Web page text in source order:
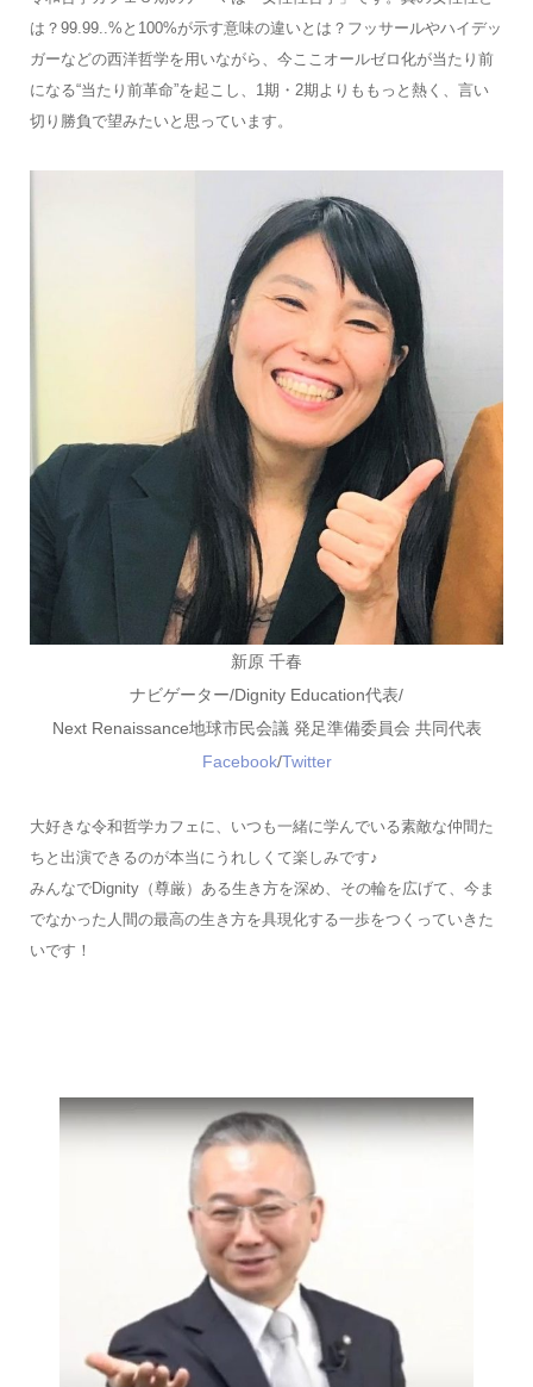
は？99.99..%と100%が示す意味の違いとは？フッサールやハイデッ
ガーなどの西洋哲学を用いながら、今ここオールゼロ化が当たり前
になる“当たり前革命”を起こし、1期・2期よりももっと熱く、言い
切り勝負で望みたいと思っています。
新原 千春
ナビゲーター/Dignity Education代表/
Next Renaissance地球市民会議 発足準備委員会 共同代表
Facebook/Twitter
大好きな令和哲学カフェに、いつも一緒に学んでいる素敵な仲間た
ちと出演できるのが本当にうれしくて楽しみです♪
みんなでDignity（尊厳）ある生き方を深め、その輪を広げて、今ま
でなかった人間の最高の生き方を具現化する一歩をつくっていきた
いです！